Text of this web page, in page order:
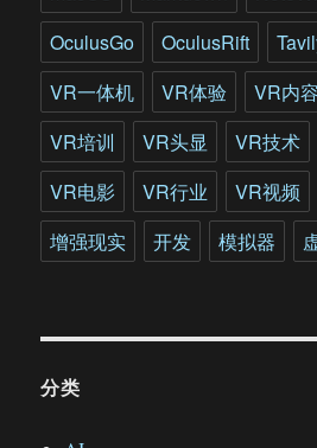
OculusGo
OculusRift
VR一体机
VR体验 VR内容
VR培训
VR头显 VR技术
VR电影
VR行业 VR视频
增强现实
开发 模拟器
分类